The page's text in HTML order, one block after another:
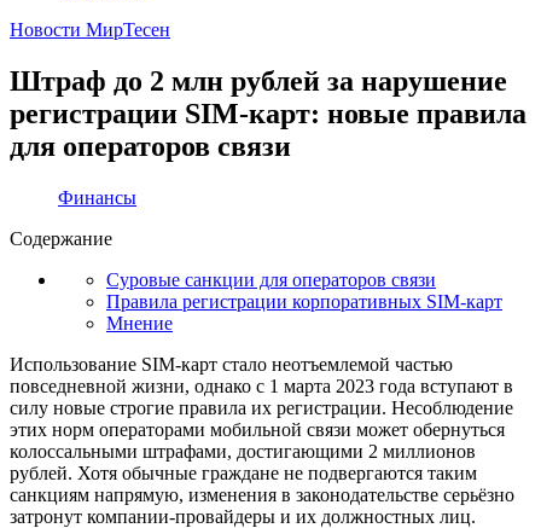
Новости МирТесен
Штраф до 2 млн рублей за нарушение
регистрации SIM-карт: новые правила
для операторов связи
Финансы
Содержание
Суровые санкции для операторов связи
Правила регистрации корпоративных SIM-карт
Мнение
Использование SIM-карт стало неотъемлемой частью
повседневной жизни, однако с 1 марта 2023 года вступают в
силу новые строгие правила их регистрации. Несоблюдение
этих норм операторами мобильной связи может обернуться
колоссальными штрафами, достигающими 2 миллионов
рублей. Хотя обычные граждане не подвергаются таким
санкциям напрямую, изменения в законодательстве серьёзно
затронут компании-провайдеры и их должностных лиц.